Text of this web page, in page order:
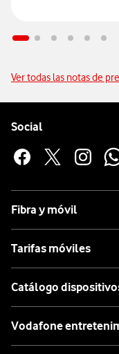
Ver todas las notas de
Social
Fibra y móvil
Tarifas móviles
Catálogo
Vodafone